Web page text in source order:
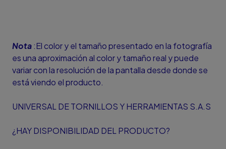
Nota:El color y el tamaño presentado en la fotografía
es una aproximación al color y tamaño real y puede
variar con la resolución de la pantalla desde donde se
está viendo el producto.
UNIVERSAL DE TORNILLOS Y HERRAMIENTAS S.A.S
¿HAY DISPONIBILIDAD DEL PRODUCTO?